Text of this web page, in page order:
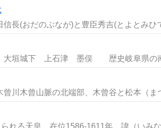
長(おだのぶなが)と豊臣秀吉(とよとみひ
城下 上石津 墨俣 歴史岐阜県の南西
曾川木曾山脈の北端部、木曾谷と松本（
れる天皇。在位1586-1611年。諱（いみ